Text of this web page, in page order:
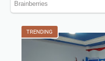
TRENDING